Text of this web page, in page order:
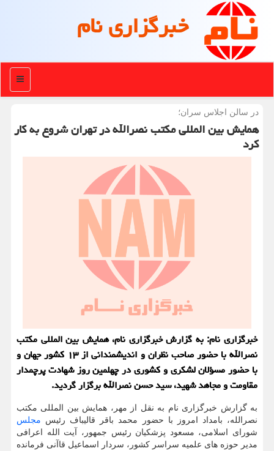
خبرگزاری نام
منو
در سالن اجلاس سران؛
همایش بین المللی مکتب نصرالله در تهران شروع به کار
کرد
خبرگزاری نام: به گزارش خبرگزاری نام، همایش بین المللی مکتب
نصرالله با حضور صاحب نظران و اندیشمندانی از ۱۳ کشور جهان و
با حضور مسؤلان لشکری و کشوری در چهلمین روز شهادت پرچمدار
مقاومت و مجاهد شهید، سید حسن نصرالله برگزار گردید.
به گزارش خبرگزاری نام به نقل از مهر، همایش بین المللی مکتب
نصرالله، بامداد امروز با حضور محمد باقر قالیباف رئیس مجلس
شورای اسلامی، مسعود پزشکیان رئیس جمهور، آیت الله اعرافی
مدیر حوزه های علمیه سراسر کشور، سردار اسماعیل قاآنی فرمانده